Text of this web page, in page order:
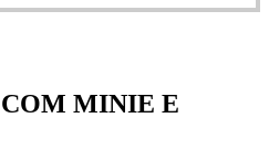
MINIE E